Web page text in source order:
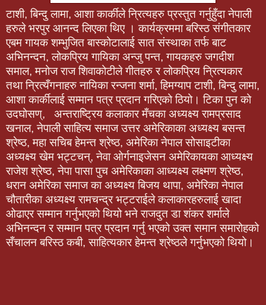
टाशी, बिन्दु लामा, आशा कार्कीले न्रित्यहरु प्रस्तुत गर्नुहुँदा नेपाली
हरुले भरपुर आनन्द लिएका थिए । कार्यक्रममा बरिस्ठ संगीतकार
एबम गायक शम्भुजित बास्कोटालाई सात संस्थाका तर्फ बाट
अभिनन्दन, लोकप्रिय गायिका अन्जु पन्त, गायकहरु जगदीश
समाल, मनोज राज शिवाकोटीले गीतहरु र लोकप्रिय न्रित्यकार
तथा न्रित्यँगनाहरु नायिका रन्जना शर्मा, हिमग्याप टाशी, बिन्दु लामा,
आशा कार्कीलाई सम्मान पत्र प्रदान गरिएको ठियो। टिका पुन को
उदघोसण्, अन्तराष्ट्रिय कलाकार मँचका अध्यक्ष्य रामप्रसाद
खनाल, नेपाली साहित्य समाज उत्तर अमेरिकाका अध्यक्ष्य बसन्त
श्रेष्ठ, महा सचिब हेमन्त श्रेष्ठ, अमेरिका नेपाल सोसाइटीका
अध्यक्ष्य खेम भट्टचन्, नेवा ओर्गनाइजेसन अमेरिकायका आध्यक्ष्य
राजेश श्रेष्ठ, नेपा पासा पुच अमेरिकाका आध्यक्ष्य लक्ष्मण श्रेष्ठ,
धरान अमेरिका समाज का अध्यक्ष्य बिजय थापा, अमेरिका नेपाल
चौतारीका अध्यक्ष्य रामचन्द्र भट्टराईले कलाकारहरुलाई खादा
ओढाएर सम्मान गर्नुभएको थियो भने राजदुत डा शंकर शर्माले
अभिनन्दन र सम्मान पत्र प्रदान गर्नु भएको उक्त समान समारोहको
सँचालन बरिस्ठ कबी, साहित्यकार हेमन्त श्रेष्ठले गर्नुभएको थियो।